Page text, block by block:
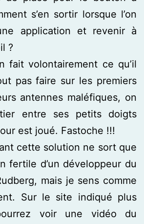
s’en sortir lorsque l’on
application et revenir à
?
fait volontairement ce qu’il
pas faire sur les premiers
antennes maléfiques, on
entre ses petits doigts
est joué. Fastoche !!!
cette solution ne sort que
fertile d’un développeur du
mais je sens comme
Sur le site indiqué plus
voir une vidéo du